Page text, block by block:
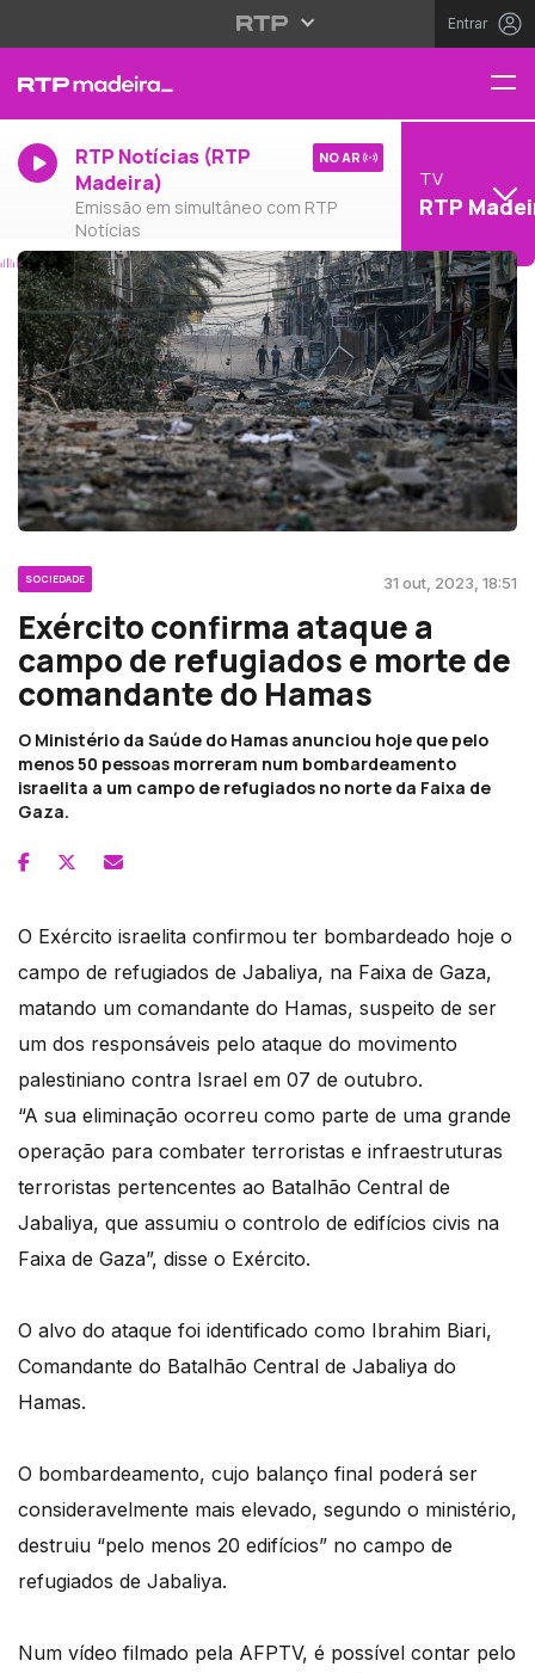
Entrar
RTP Notícias (RTP
Madeira)
Emissão em simultâneo com RTP
Notícias
NO AR
TV
RTP
SOCIEDADE 31 out, 2023, 18:51
Exército confirma ataque a
campo de refugiados e morte de
comandante do Hamas
O Ministério da Saúde do Hamas anunciou hoje que pelo
menos 50 pessoas morreram num bombardeamento
israelita a um campo de refugiados no norte da Faixa de
Gaza.
O Exército israelita confirmou ter bombardeado hoje o
campo de refugiados de Jabaliya, na Faixa de Gaza,
matando um comandante do Hamas, suspeito de ser
um dos responsáveis pelo ataque do movimento
palestiniano contra Israel em 07 de outubro.
“A sua eliminação ocorreu como parte de uma grande
operação para combater terroristas e infraestruturas
terroristas pertencentes ao Batalhão Central de
Jabaliya, que assumiu o controlo de edifícios civis na
Faixa de Gaza”, disse o Exército.
O alvo do ataque foi identificado como Ibrahim Biari,
Comandante do Batalhão Central de Jabaliya do
Hamas.
O bombardeamento, cujo balanço final poderá ser
consideravelmente mais elevado, segundo o ministério,
destruiu “pelo menos 20 edifícios” no campo de
refugiados de Jabaliya.
Num vídeo filmado pela AFPTV, é possível contar pelo